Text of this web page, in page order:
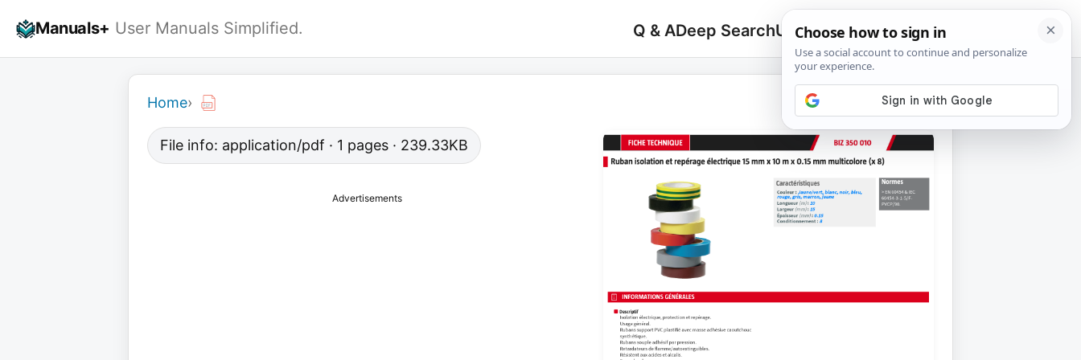
Manuals+ User Manuals Simplified. Q & ADeep SearchUpload
Search
for:
🔍
Home›
File info: application/pdf · 1 pages · 239.33KB
Advertisements